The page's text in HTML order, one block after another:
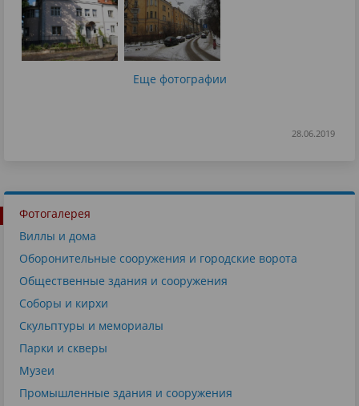
Еще фотографии
28.06.2019
Фотогалерея
Виллы и дома
Оборонительные сооружения и городские ворота
Общественные здания и сооружения
Соборы и кирхи
Скульптуры и мемориалы
Парки и скверы
Музеи
Промышленные здания и сооружения